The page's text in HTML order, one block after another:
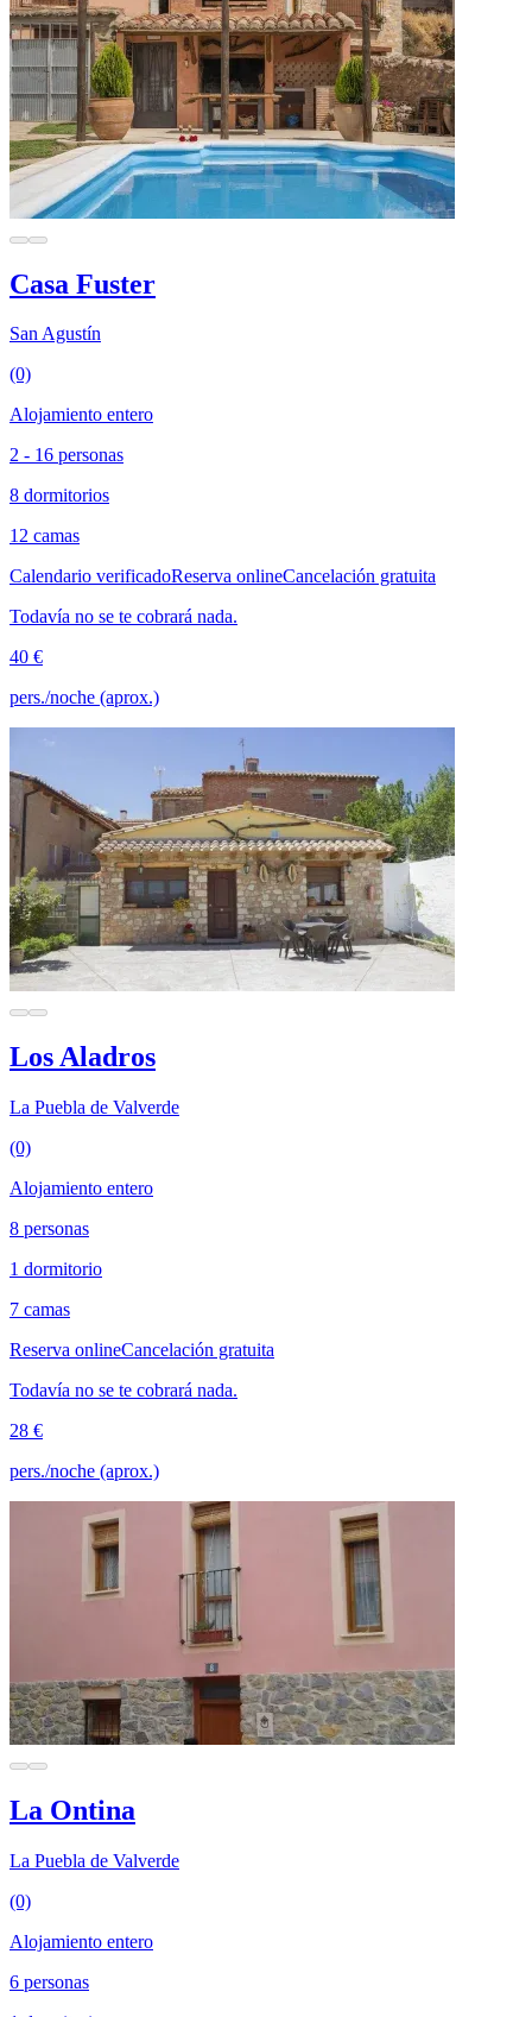
Casa Fuster
San Agustín
(0)
Alojamiento entero
2 - 16 personas
8 dormitorios
12 camas
Calendario verificadoReserva onlineCancelación gratuita
Todavía no se te cobrará nada.
40 €
pers./noche (aprox.)
Los Aladros
La Puebla de Valverde
(0)
Alojamiento entero
8 personas
1 dormitorio
7 camas
Reserva onlineCancelación gratuita
Todavía no se te cobrará nada.
28 €
pers./noche (aprox.)
La Ontina
La Puebla de Valverde
(0)
Alojamiento entero
6 personas